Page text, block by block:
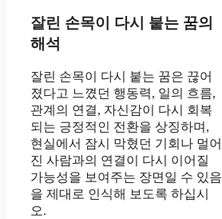
잘린 손목이 다시 붙는 꿈의
해석
잘린 손목이 다시 붙는 꿈은 끊어
졌다고 느꼈던 행동력, 일의 흐름,
관계의 연결, 자신감이 다시 회복
되는 긍정적인 전환을 상징하며,
현실에서 잠시 막혔던 기회나 멀어
진 사람과의 연결이 다시 이어질
가능성을 보여주는 장면일 수 있음
을 제대로 인식해 보도록 하십시
오.